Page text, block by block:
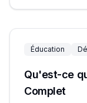
Éducation
Qu'est-ce
Complet